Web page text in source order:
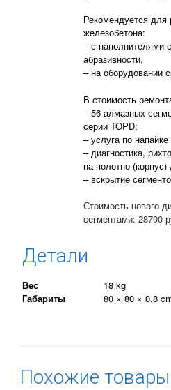
Рекомендуется для
железобетона:
– с наполнителями
абразивности,
– на оборудовании
В стоимость
– 56 алмазных
серии TOPD;
– услуга по
– диагностика,
на полотно (корпус)
– вскрытие
Стоимость нового
сегментами: 28700
Детали
Вес
18 kg
Габариты
80 × 80 × 0.8
Похожие товары